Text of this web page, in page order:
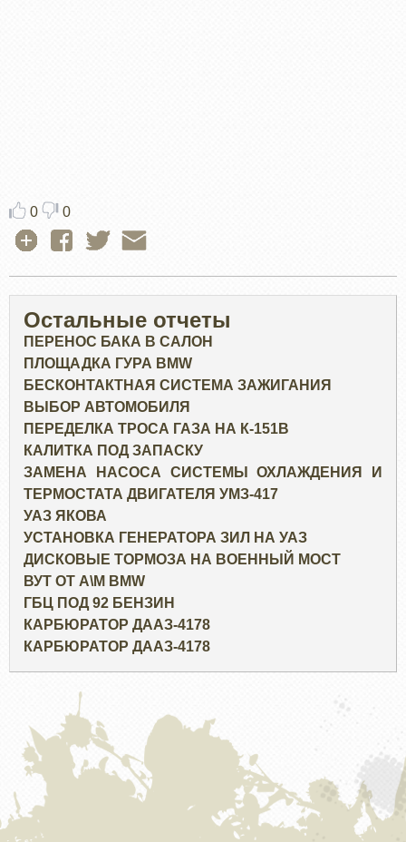
0 0
Остальные отчеты
ПЕРЕНОС БАКА В САЛОН
ПЛОЩАДКА ГУРА BMW
БЕСКОНТАКТНАЯ СИСТЕМА ЗАЖИГАНИЯ
ВЫБОР АВТОМОБИЛЯ
ПЕРЕДЕЛКА ТРОСА ГАЗА НА К-151В
КАЛИТКА ПОД ЗАПАСКУ
ЗАМЕНА НАСОСА СИСТЕМЫ ОХЛАЖДЕНИЯ И
ТЕРМОСТАТА ДВИГАТЕЛЯ УМЗ-417
УАЗ ЯКОВА
УСТАНОВКА ГЕНЕРАТОРА ЗИЛ НА УАЗ
ДИСКОВЫЕ ТОРМОЗА НА ВОЕННЫЙ МОСТ
ВУТ ОТ А\М BMW
ГБЦ ПОД 92 БЕНЗИН
КАРБЮРАТОР ДААЗ-4178
КАРБЮРАТОР ДААЗ-4178